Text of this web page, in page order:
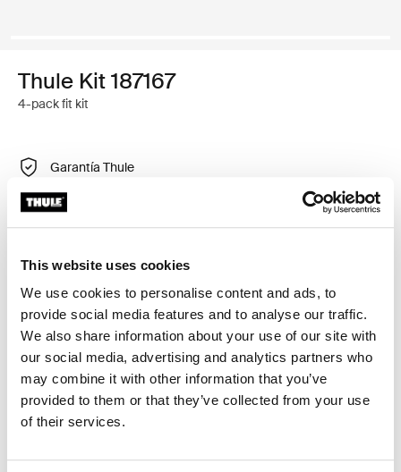
This website uses cookies
We use cookies to personalise content and ads, to
provide social media features and to analyse our traffic.
We also share information about your use of our site with
our social media, advertising and analytics partners who
may combine it with other information that you’ve
provided to them or that they’ve collected from your use
of their services.
Thule Kit 187167
4-pack fit kit
Garantía Thule
Encontrar en tienda
Kit de ajuste a la medida para montar un sistema de
portaequipajes de techo Thule en vehículos con puntos
de fijación integrados, perfil en T o puntos de fijación
de portaequipajes de instalación personalizada.